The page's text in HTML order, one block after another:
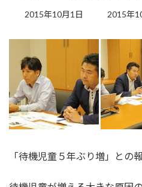
2015年10月1日
最
新
:
2015年
「待機児童５年ぶり増」との